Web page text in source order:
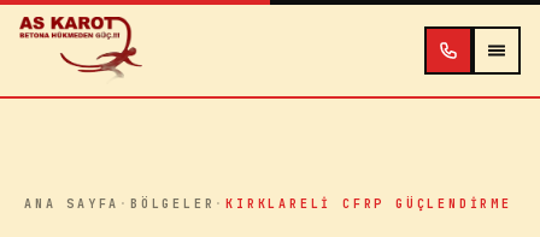
İçeriğe atla
ANA SAYFA ·BÖLGELER ·KIRKLARELI CFRP GÜÇLENDIRME